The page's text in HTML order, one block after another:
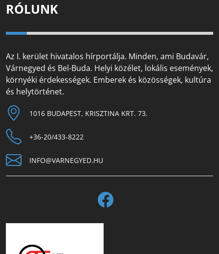
RÓLUNK
Az I. kerület hivatalos hírportálja. Minden, ami Budavár,
Várnegyed és Bel-Buda. Helyi közélet, lokális események,
környéki érdekességek. Emberek és közösségek, kultúra
és helytörténet.
1016 BUDAPEST, KRISZTINA KRT. 73.
+36-20/433-8222
INFO@VARNEGYED.HU